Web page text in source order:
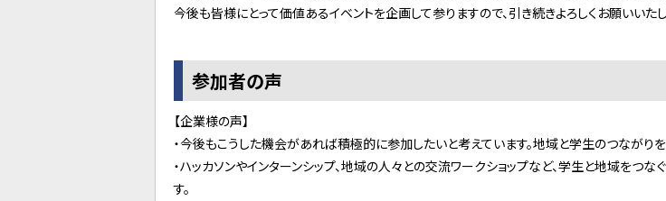
今後も皆様にとって価値あるイベントを企画して参りますので、引き続きよろしくお願いいたし
参加者の声
【企業様の声】
・今後もこうした機会があれば積極的に参加したいと考えています。地域と学生のつながり
・ハッカソンやインターンシップ、地域の人々との交流ワークショップなど、学生と地域をつ
す。